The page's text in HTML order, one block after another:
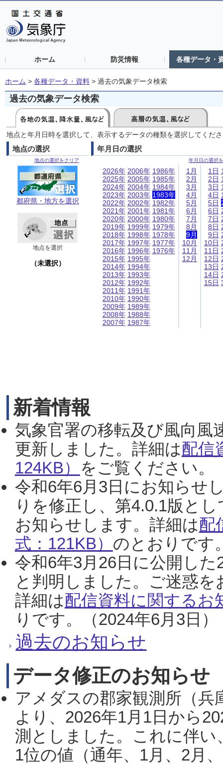
ホーム 防災情報 各種データ・
ホーム > 各種データ・資料 > 過去の気象データ検索
過去の気象データ検索
地点と年月日時を選択して、表示するデータの種類を選択してくだ
地点の選択
地点の選択をクリア
都府県・地方を選択
地点を選択
（未選択）
年月日の選択
年月日の選択
2026年
2025年
2024年
2023年
2022年
2021年
2020年
2019年
2018年
2017年
2016年
2015年
2014年
2013年
2012年
2011年
2010年
2009年
2008年
2007年
2006年
2005年
2004年
2003年
2002年
2001年
2000年
1999年
1998年
1997年
1996年
1995年
1994年
1993年
1992年
1991年
1990年
1989年
1988年
1987年
1986年
1985年
1984年
1983年
1982年
1981年
1980年
1979年
1978年
1977年
1976年
1月
2月
3月
4月
5月
6月
7月
8月
9月
10月
11月
12月
1日
2日
3日
4日
5日
6日
7日
8日
9日
10日
11日
12日
13日
14日
15日
新着情報
気象官署の移転及び風向風
更新しました。詳細は配信
124KB） をご覧ください。
令和6年6月3日にお知らせ
りを修正し、第4.0.1版と
お知らせします。詳細は配
式：121KB） のとおりです
令和6年3月26日に公開し
と判明しました。ご迷惑
詳細は配信資料に関するお
りです。（2024年6月3日）
過去のお知らせ
データ修正のお知らせ
アメダスの郡家観測所（
より、2026年1月1日から
測としました。これに伴い
1位の値（通年、1月、2月